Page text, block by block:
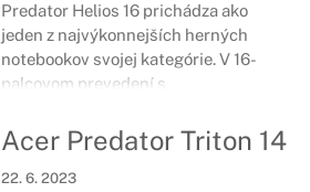
Predator Helios 16 prichádza ako
jeden z najvýkonnejších herných
notebookov svojej kategórie. V 16-
palcovom prevedení s
ukrýva výkon hodný každodenných
víťazstiev. Zostaň pri zemi a priprav
sa na svoj čas.
Acer Predator Triton 14
22. 6. 2023